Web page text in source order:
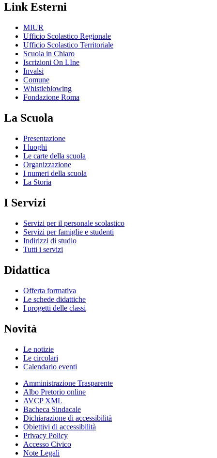
Link Esterni
MIUR
Ufficio Scolastico Regionale
Ufficio Scolastico Territoriale
Scuola in Chiaro
Iscrizioni On LIne
Invalsi
Comune
Whistleblowing
Fondazione Roma
La Scuola
Presentazione
I luoghi
Le carte della scuola
Organizzazione
I numeri della scuola
La Storia
I Servizi
Servizi per il personale scolastico
Servizi per famiglie e studenti
Indirizzi di studio
Tutti i servizi
Didattica
Offerta formativa
Le schede didattiche
I progetti delle classi
Novità
Le notizie
Le circolari
Calendario eventi
Amministrazione Trasparente
Albo Pretorio online
AVCP XML
Bacheca Sindacale
Dichiarazione di accessibilità
Obiettivi di accessibilità
Privacy Policy
Accesso Civico
Note Legali